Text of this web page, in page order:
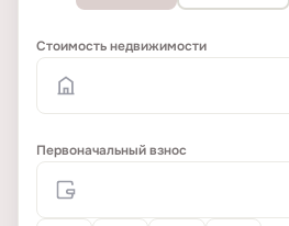
Стоимость недвижимости
Первоначальный взнос